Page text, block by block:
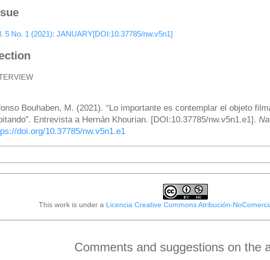
5 No. 1 (2021): JANUARY[DOI:10.37785/nw.v5n1]
Bouhaben, M. (2021). “Lo importante es contemplar el objeto
Entrevista a Hernán Khourian. [DOI:10.37785/nw.v5n1.e1].
doi.org/10.37785/nw.v5n1.e1
This work is under a Licencia Creative Commons Atribución-
Comments and suggestions on the